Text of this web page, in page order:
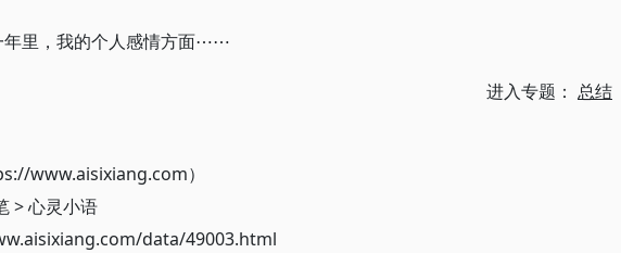
年里，我的个人感情方面⋯⋯
进入专题： 总结
www.aisixiang.com）
>心灵小语
data/49003.html